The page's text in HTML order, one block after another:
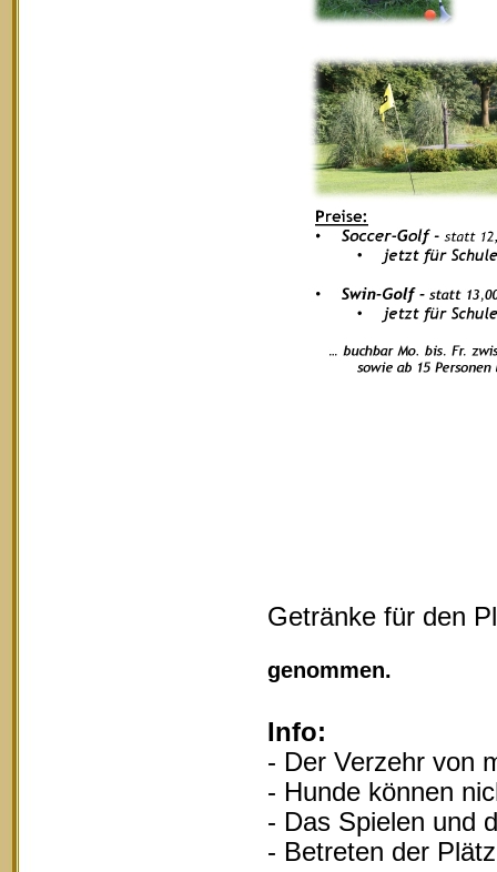
Getränke für den
genommen.
Info:
- Der Verzehr von
- Hunde können
- Das Spielen und
- Betreten der